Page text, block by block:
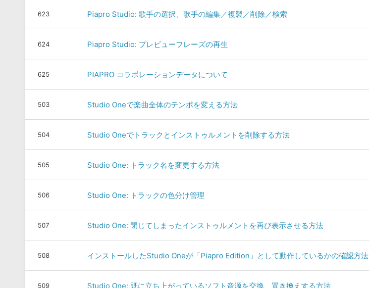
623 Piapro Studio: 歌手の選択、歌手の編集／複製／削除／検索
624 Piapro Studio: プレビューフレーズの再生
625 PIAPRO コラボレーションデータについて
503 Studio Oneで楽曲全体のテンポを変える方法
504 Studio Oneでトラックとインストゥルメントを削除する方法
505 Studio One: トラック名を変更する方法
506 Studio One: トラックの色分け管理
507 Studio One: 閉じてしまったインストゥルメントを再び表示させる方法
508 インストールしたStudio Oneが「Piapro Edition」として動作しているかの確認方法
509 Studio One: 既に立ち上がっているソフト音源を交換、置き換えする方法